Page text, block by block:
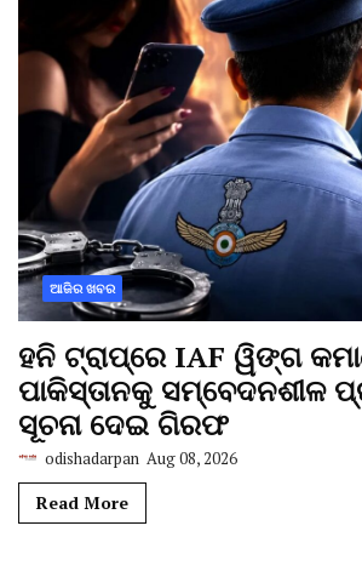
ଆଜିର ଖବର
ହନି ଟ୍ରାପ୍‌ରେ IAF ୱିଙ୍ଗ
ପାକିସ୍ତାନକୁ ସମ୍ବେଦନଶୀଳ
ସୂଚନା ଦେଇ ଗିରଫ
odishadarpan Aug 08, 2026
Read More